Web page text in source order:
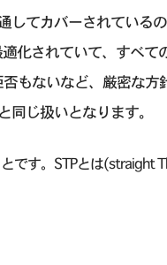
してカバーされている
化されていて、すべて
もないなど、厳密な方
じ扱いとなります。
です。STPとは(straight